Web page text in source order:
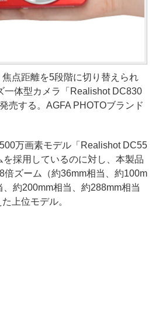
点距離を5段階に切り替えられ
一体型カメラ「Realishot DC830
売する。AGFA PHOTOブランド
万画素モデル「Realishot DC55
採用しているのに対し、本製品
倍ズーム（約36mm相当、約100m
約200mm相当、約288mm相当
上位モデル。